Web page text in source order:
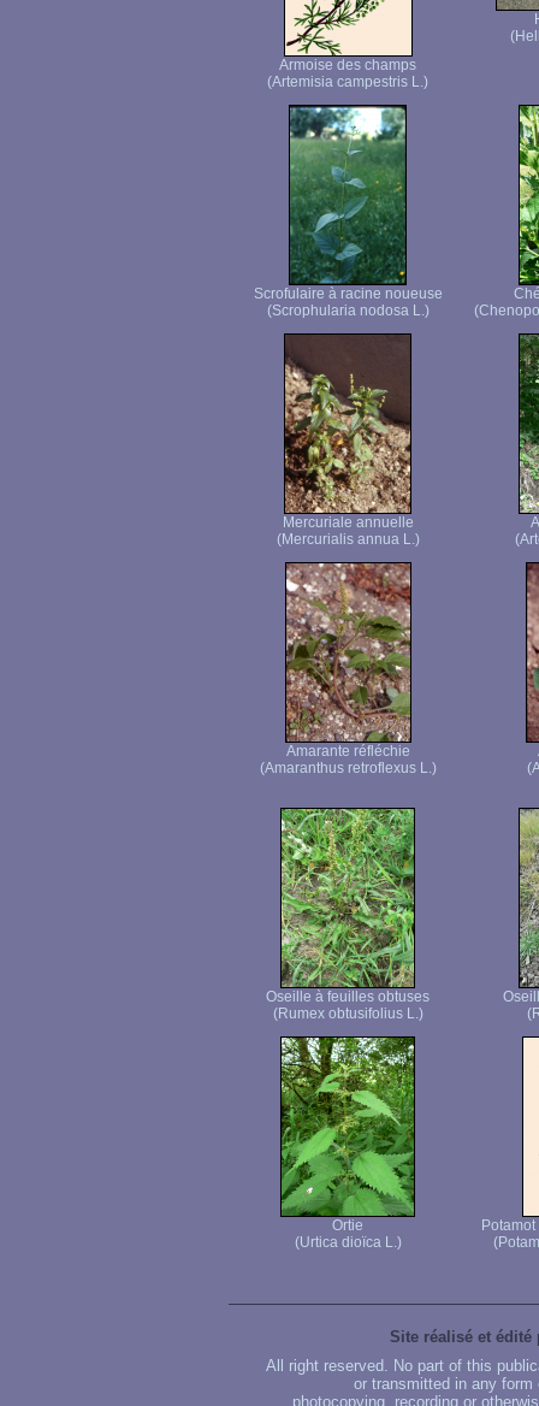
Armoise des champs
(Artemisia campestris L.)
Scrofulaire à racine noueuse
(Scrophularia nodosa L.)
Mercuriale annuelle
(Mercurialis annua L.)
Amarante réfléchie
(Amaranthus retroflexus L.)
Oseille à feuilles obtuses
(Rumex obtusifolius L.)
Ortie
(Urtica dioïca L.)
Site réalisé et édité
All right reserved. No part of this
or transmitted in any
photocopying, recording or